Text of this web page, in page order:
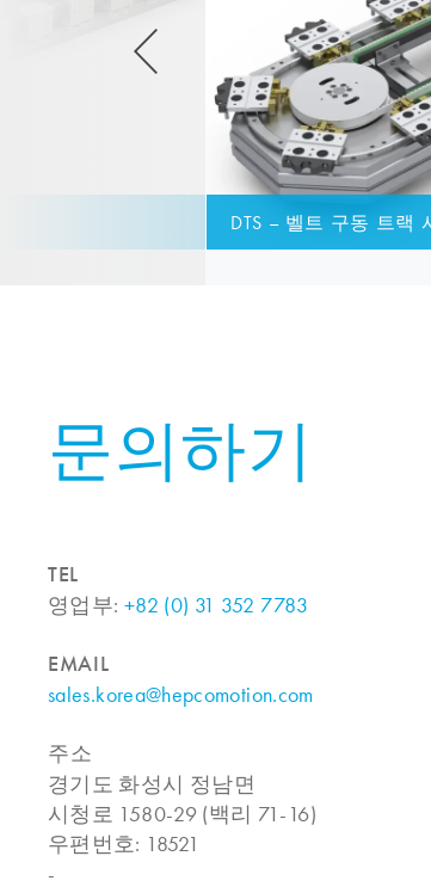
DTS – 벨트 구동 트랙
문의하기
TEL
영업부: +82 (0) 31 352 7783
EMAIL
sales.korea@hepcomotion.com
주소
경기도 화성시 정남면
시청로 1580-29 (백리 71-16)
우편번호: 18521
-